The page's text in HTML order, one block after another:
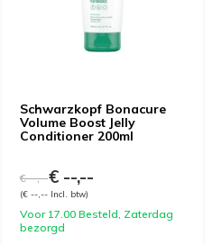
Schwarzkopf Bonacure
Volume Boost Jelly
Conditioner 200ml
€ --,--€ --,--
(€ --,-- Incl. btw)
Voor 17.00 Besteld, Zaterdag
bezorgd